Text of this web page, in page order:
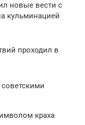
новые вести с
кульминацией
проходил в
краха